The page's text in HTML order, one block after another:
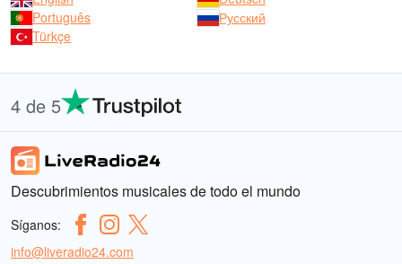
Português
Русский
Türkçe
4 de 5
Descubrimientos musicales de todo el mundo
Síganos:
info@liveradio24.com